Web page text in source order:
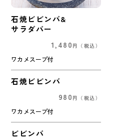
石焼ビビンバ&
サラダバー
1,480 円 （税込）
ワカメスープ付
石焼ビビンバ
980 円 （税込）
ワカメスープ付
ビビンバ